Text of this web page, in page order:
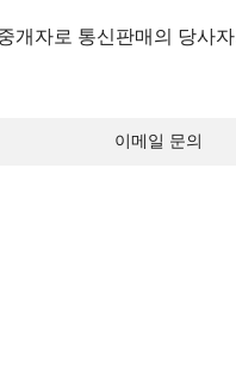
자로 통신판매의 당사
이메일 문의